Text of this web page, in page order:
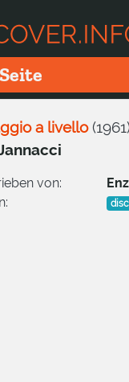
a livello(1961
von: